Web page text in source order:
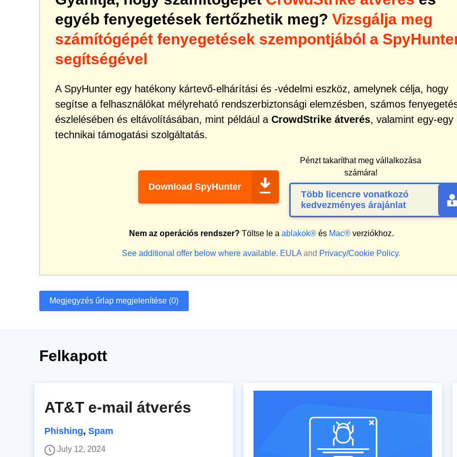
egyéb fenyegetések fertőzhetik meg? Vizsgálja meg
számítógépét fenyegetések szempontjából a
segítségével
A SpyHunter egy hatékony kártevő-elhárítási és -védelmi eszköz, amelynek célja, hogy
segítse a felhasználókat mélyreható rendszerbiztonsági elemzésben, számos
észlelésében és eltávolításában, mint például a CrowdStrike átverés, valamint egy-egy
technikai támogatási szolgáltatás.
Download SpyHunter
Pénzt takaríthat meg vállalkozása
számára!
Több licencre vonatkozó
kedvezményes árajánlat
Nem az operációs rendszer? Töltse le a ablakok®és Mac®verziókhoz.
See additional offer below where available. EULA and Privacy/Cookie Policy.
Megjegyzés űrlap megjelenítése (0)
Felkapott
AT&T e-mail átverés
Phishing, Spam
July 12, 2024